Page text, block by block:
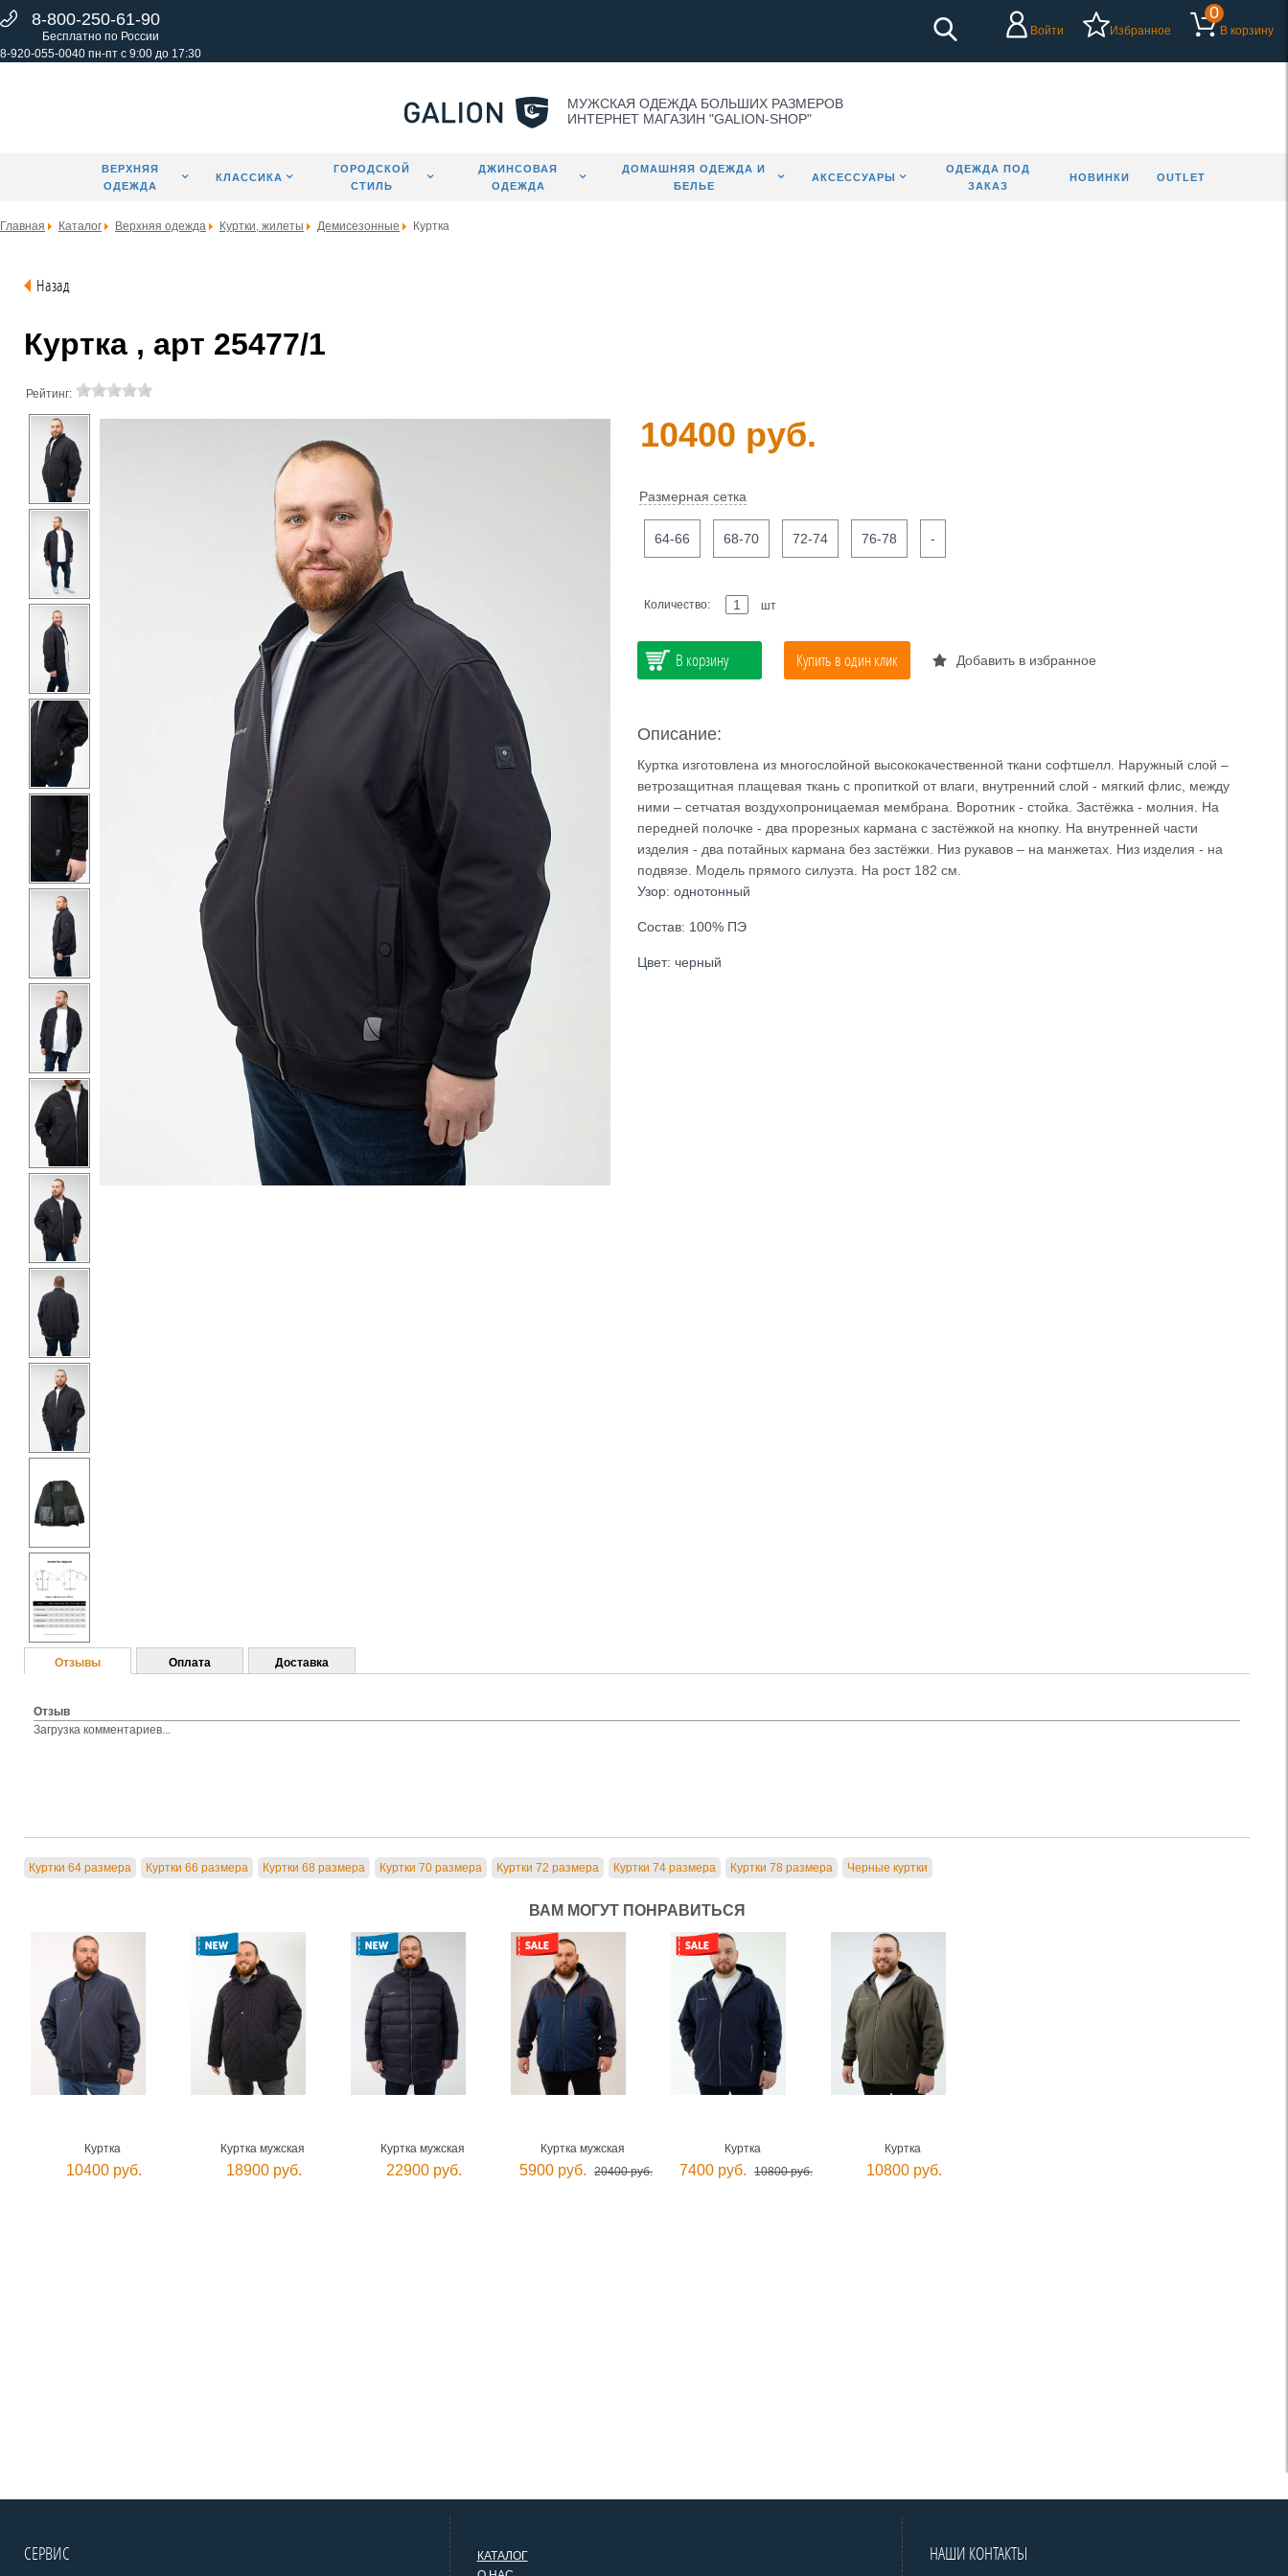
8-800-250-61-90
Бесплатно по России
8-920-055-0040 пн-пт с 9:00 до 17:30
Войти Избранное
0
В корзину
МУЖСКАЯ ОДЕЖДА БОЛЬШИХ РАЗМЕРОВ
ИНТЕРНЕТ МАГАЗИН "GALION-SHOP"
ВЕРХНЯЯ
ОДЕЖДА
КЛАССИКА
ГОРОДСКОЙ
СТИЛЬ
ДЖИНСОВАЯ
ОДЕЖДА
ДОМАШНЯЯ ОДЕЖДА И
БЕЛЬЕ
АКСЕССУАРЫ
ОДЕЖДА ПОД
ЗАКАЗ
НОВИНКИ OUTLET
Главная Каталог Верхняя одежда Куртки, жилеты Демисезонные Куртка
Назад
Куртка , арт 25477/1
Рейтинг:
10400 руб.
Размерная сетка
64-66 68-70 72-74 76-78 -
Количество: шт
В корзину Купить в один клик Добавить в избранное
Описание:
Куртка изготовлена из многослойной высококачественной ткани софтшелл. Наружный слой –
ветрозащитная плащевая ткань с пропиткой от влаги, внутренний слой - мягкий флис, между
ними – сетчатая воздухопроницаемая мембрана. Воротник - стойка. Застёжка - молния. На
передней полочке - два прорезных кармана с застёжкой на кнопку. На внутренней части
изделия - два потайных кармана без застёжки. Низ рукавов – на манжетах. Низ изделия - на
подвязе. Модель прямого силуэта. На рост 182 см.
Узор: однотонный
Состав: 100% ПЭ
Цвет: черный
Отзывы
Отзыв
Загрузка комментариев...
Оплата Доставка
Куртки 64 размера Куртки 66 размера Куртки 68 размера Куртки 70 размера Куртки 72 размера Куртки 74 размера Куртки 78 размера Черные куртки
ВАМ МОГУТ ПОНРАВИТЬСЯ
Куртка
10400 руб.
Куртка мужская
18900 руб.
Куртка мужская
22900 руб.
Куртка мужская
5900 руб. 20400 руб.
Куртка
7400 руб. 10800 руб.
Куртка
10800 руб.
СЕРВИС
КАТАЛОГ
НАШИ КОНТАКТЫ